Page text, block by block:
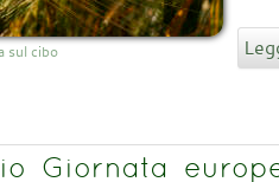
sul cibo
Giornata